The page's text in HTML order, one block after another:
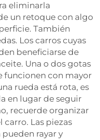
eliminarla
un retoque con algo
También
Los carros cuyas
beneficiarse de
Una o dos gotas
funcionen con mayor
rueda está rota, es
en lugar de seguir
recuerde organizar
Las piezas
rayar y